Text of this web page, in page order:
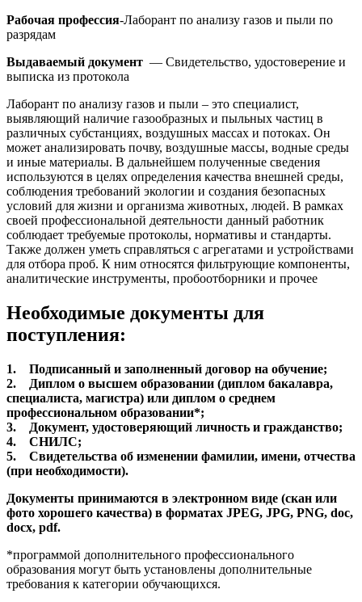
Рабочая профессия-Лаборант по анализу газов и пыли по
разрядам
Выдаваемый документ — Свидетельство, удостоверение и
выписка из протокола
Лаборант по анализу газов и пыли – это специалист,
выявляющий наличие газообразных и пыльных частиц в
различных субстанциях, воздушных массах и потоках. Он
может анализировать почву, воздушные массы, водные среды
и иные материалы. В дальнейшем полученные сведения
используются в целях определения качества внешней среды,
соблюдения требований экологии и создания безопасных
условий для жизни и организма животных, людей. В рамках
своей профессиональной деятельности данный работник
соблюдает требуемые протоколы, нормативы и стандарты.
Также должен уметь справляться с агрегатами и устройствами
для отбора проб. К ним относятся фильтрующие компоненты,
аналитические инструменты, пробоотборники и прочее
Необходимые документы для
поступления:
1. Подписанный и заполненный договор на обучение;
2. Диплом о высшем образовании (диплом бакалавра,
специалиста, магистра) или диплом о среднем
профессиональном образовании*;
3. Документ, удостоверяющий личность и гражданство;
4. СНИЛС;
5. Свидетельства об изменении фамилии, имени, отчества
(при необходимости).
Документы принимаются в электронном виде (скан или
фото хорошего качества) в форматах JPEG, JPG, PNG, doc,
docx, pdf.
*программой дополнительного профессионального
образования могут быть установлены дополнительные
требования к категории обучающихся.